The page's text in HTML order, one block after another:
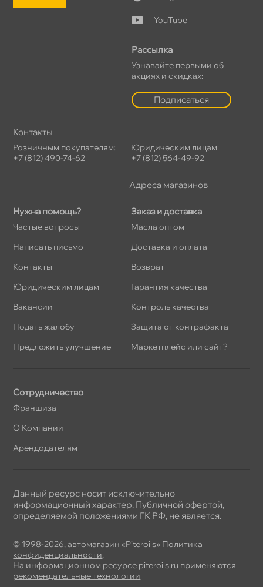
Нужна помощь?
Частые вопросы
Написать письмо
Контакты
Юридическим лицам
акансии
Подать жалобу
Предложить улучшение
Заказ и доставка
Масла оптом
Доставка и оплата
озврат
Гарантия качества
Контроль качества
Защита от контрафакта
Маркетплейс или сайт?
YouTube
Рассылка
Узнавайте первыми о
акциях и скидках:
Подписаться
Сотрудничество
Франшиза
О Компании
Арендодателям
Контакты
Розничным покупателям:
+7 (812) 490-74-62
Юридическим лицам:
+7 (812) 564-49-92
Адреса магазино
© 1998-2026, автомагазин «Piteroils» Политика
конфиденциальности,
На информационном ресурсе piteroils.ru применяются
рекомендательные технологии
Данный ресурс носит исключительно
информационный характер. Публичной офертой,
определяемой положениями ГК РФ, не является.